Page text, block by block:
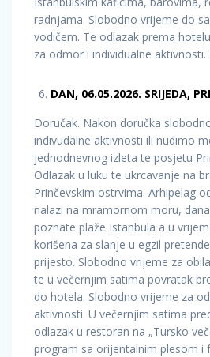
radnjama. Slobodno vrijeme do
vodičem. Te odlazak prema
za odmor i individualne aktivnosti.
DAN, 06.05.2026. SRIJEDA,
Doručak. Nakon doručka
indivudalne aktivnosti ili nudimo
jednodnevnog izleta te posjetu
Odlazak u luku te ukrcavanje na
Prinčevskim ostrvima. Arhipelag
nalazi na mramornom moru,
poznate plaže Istanbula a u
korišena za slanje u egzil
prijesto. Slobodno vrijeme za
te u večernjim satima povratak
do hotela. Slobodno vrijeme za
aktivnosti. U večernjim satima
odlazak u restoran na „Tursko
program sa orijentalnim plesom i